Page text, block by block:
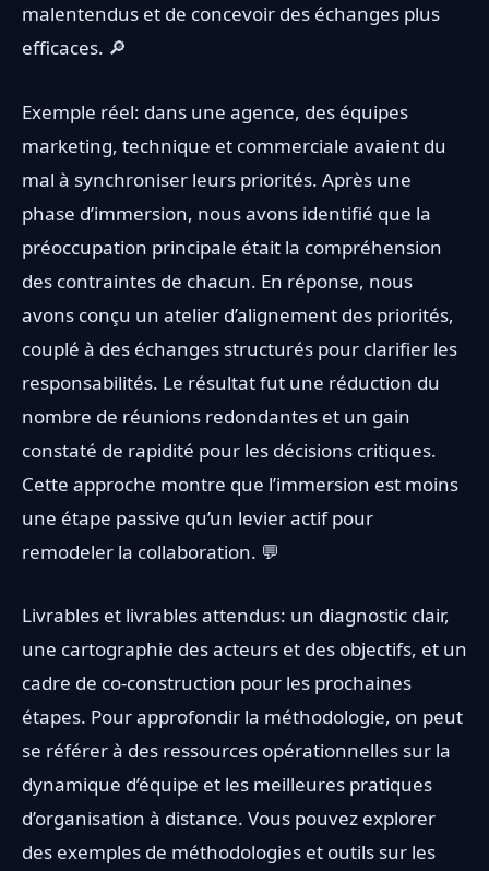
malentendus et de concevoir des échanges plus
efficaces. 🔎
Exemple réel: dans une agence, des équipes
marketing, technique et commerciale avaient du
mal à synchroniser leurs priorités. Après une
phase d’immersion, nous avons identifié que la
préoccupation principale était la compréhension
des contraintes de chacun. En réponse, nous
avons conçu un atelier d’alignement des priorités,
couplé à des échanges structurés pour clarifier les
responsabilités. Le résultat fut une réduction du
nombre de réunions redondantes et un gain
constaté de rapidité pour les décisions critiques.
Cette approche montre que l’immersion est moins
une étape passive qu’un levier actif pour
remodeler la collaboration. 💬
Livrables et livrables attendus: un diagnostic clair,
une cartographie des acteurs et des objectifs, et un
cadre de co-construction pour les prochaines
étapes. Pour approfondir la méthodologie, on peut
se référer à des ressources opérationnelles sur la
dynamique d’équipe et les meilleures pratiques
d’organisation à distance. Vous pouvez explorer
des exemples de méthodologies et outils sur les